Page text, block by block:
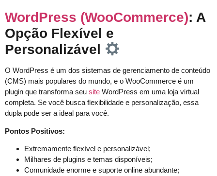
WordPress (WooCommerce): A
Opção Flexível e
Personalizável
O WordPress é um dos sistemas de gerenciamento de conteúdo
(CMS) mais populares do mundo, e o WooCommerce é um
plugin que transforma seu site WordPress em uma loja virtual
completa. Se você busca flexibilidade e personalização, essa
dupla pode ser a ideal para você.
Pontos Positivos:
Extremamente flexível e personalizável;
Milhares de plugins e temas disponíveis;
Comunidade enorme e suporte online abundante;